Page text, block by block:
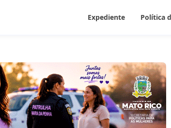
Expediente Política